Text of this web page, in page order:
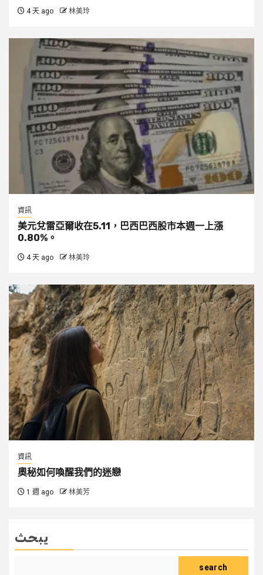
4 天 ago 林美玲
資訊
美元兌雷亞爾收在5.11，巴西巴西股市本週一上漲
0.80%。
4 天 ago 林美玲
資訊
奧秘如何喚醒我們的迷戀
1 週 ago 林美芳
يبحث
search